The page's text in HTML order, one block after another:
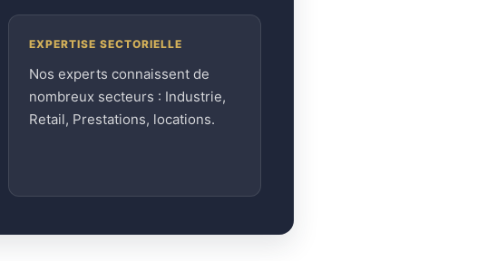
EXPERTISE SECTORIELLE
Nos experts connaissent de
nombreux secteurs : Industrie,
Retail, Prestations, locations.